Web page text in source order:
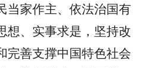
当家作主、依法治国有
想、实事求是，坚持改
完善支撑中国特色社会